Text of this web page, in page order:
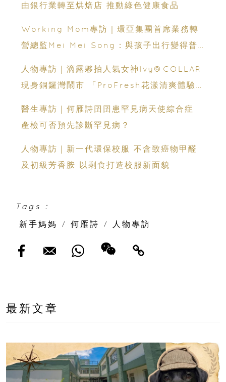
由銀行業轉至烘焙店 推動綠色健康食品
Working Mom專訪｜環亞集團首席業務轉
營總監Mei Mei Song：與孩子出行變得普
人物專訪｜滴露夥拍人氣女神Ivy@COLLAR
現身銅鑼灣鬧市 「ProFresh花漾清爽體驗
醫生專訪｜何雁詩囝囝患罕見病天使綜合症
產檢可否預先診斷罕見病？
人物專訪｜新一代環保校服 不含致癌物甲醛
及初級芳香胺 以剩食打造校服新面貌
Tags :
新手媽媽
/ 何雁詩 / 人物專訪
最新文章